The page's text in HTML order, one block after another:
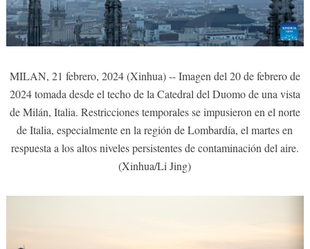
MILAN, 21 febrero, 2024 (Xinhua) -- Imagen del 20 de febrero de
2024 tomada desde el techo de la Catedral del Duomo de una vista
de Milán, Italia. Restricciones temporales se impusieron en el norte
de Italia, especialmente en la región de Lombardía, el martes en
respuesta a los altos niveles persistentes de contaminación del aire.
(Xinhua/Li Jing)